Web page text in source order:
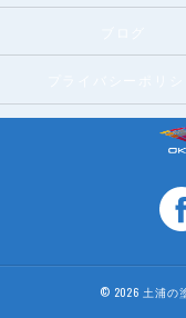
© 2026 土浦の塗